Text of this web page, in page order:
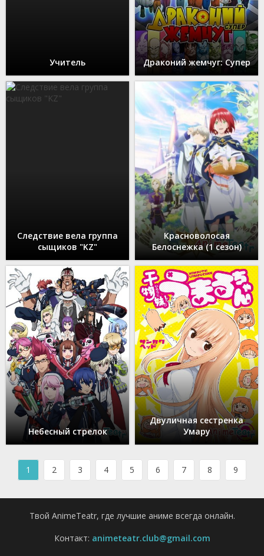
Учитель Драконий жемчуг: Супер
Следствие вела группа
сыщиков "KZ"
Красноволосая
Белоснежка (1 сезон)
Небесный стрелок
Двуличная сестренка
Умару
1 2 3 4 5 6 7 8 9
Твой AnimeTeatr, где лучшие аниме всегда онлайн.
Контакт: animeteatr.club@gmail.com